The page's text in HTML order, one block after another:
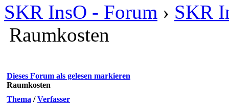
SKR InsO - Forum › SKR
Raumkosten
Dieses Forum als gelesen markieren
Raumkosten
Thema /Verfasser